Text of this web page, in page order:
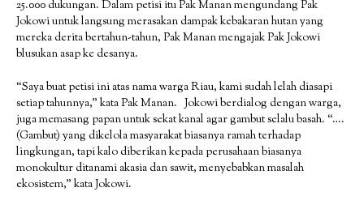
25.000 dukungan. Dalam petisi itu Pak Manan mengundang Pak
Jokowi untuk langsung merasakan dampak kebakaran hutan yang
mereka derita bertahun-tahun, Pak Manan mengajak Pak Jokowi
blusukan asap ke desanya.
“Saya buat petisi ini atas nama warga Riau, kami sudah lelah diasapi
setiap tahunnya,” kata Pak Manan. Jokowi berdialog dengan warga,
juga memasang papan untuk sekat kanal agar gambut selalu basah. “….
(Gambut) yang dikelola masyarakat biasanya ramah terhadap
lingkungan, tapi kalo diberikan kepada perusahaan biasanya
monokultur ditanami akasia dan sawit, menyebabkan masalah
ekosistem,” kata Jokowi.